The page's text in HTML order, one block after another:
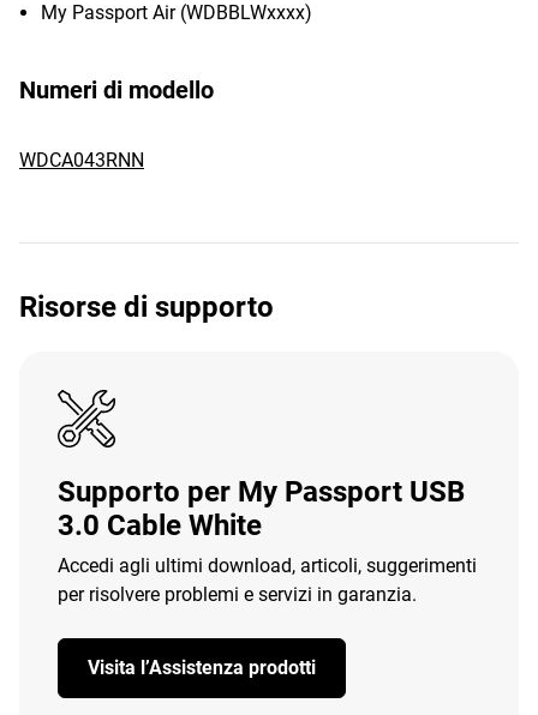
My Passport Air (WDBBLWxxxx)
Numeri di modello
WDCA043RNN
Risorse di supporto
Supporto per My Passport USB
3.0 Cable White
Accedi agli ultimi download, articoli, suggerimenti
per risolvere problemi e servizi in garanzia.
Visita l’Assistenza prodotti